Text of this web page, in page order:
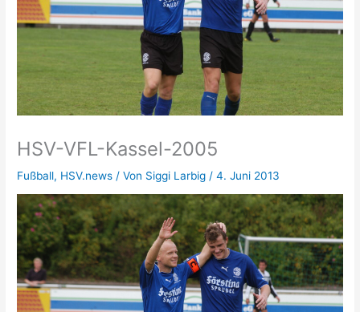
HSV-VFL-Kassel-2005
Fußball, HSV.news / Von Siggi Larbig /4. Juni 2013